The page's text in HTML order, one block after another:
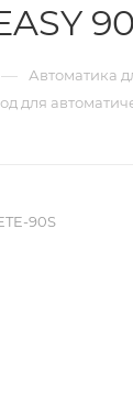
— Автоматика
для
90S